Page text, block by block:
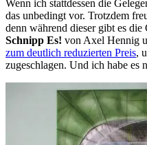
Wenn ich stattdessen die
das unbedingt vor. Trotzdem
denn während dieser gibt es
Schnipp Es! von Axel Hennig
zum deutlich reduzierten Preis,
zugeschlagen. Und ich habe es